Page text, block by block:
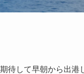
待して早朝から出港